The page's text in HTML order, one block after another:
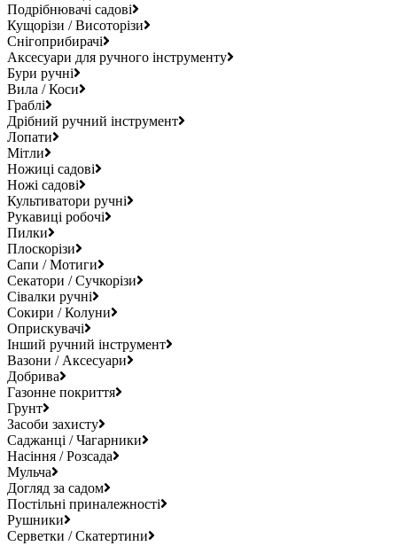
Подрібнювачі садові
Кущорізи / Висоторізи
Снігоприбирачі
Аксесуари для ручного інструменту
Бури ручні
Вила / Коси
Граблі
Дрібний ручний інструмент
Лопати
Мітли
Ножиці садові
Ножі садові
Культиватори ручні
Рукавиці робочі
Пилки
Плоскорізи
Сапи / Мотиги
Секатори / Сучкорізи
Сівалки ручні
Сокири / Колуни
Оприскувачі
Інший ручний інструмент
Вазони / Аксесуари
Добрива
Газонне покриття
Грунт
Засоби захисту
Саджанці / Чагарники
Насіння / Розсада
Мульча
Догляд за садом
Постільні приналежності
Рушники
Серветки / Скатертини